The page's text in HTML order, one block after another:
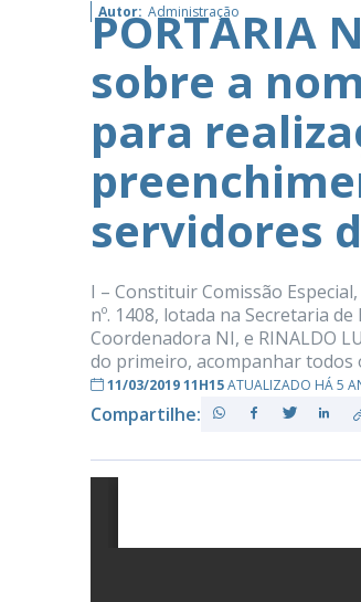
Autor: Administração
PORTARIA
sobre a
para
servidores
I – Constituir Comissão
nº. 1408, lotada na Secretaria de
Coordenadora NI, e RINALDO
do primeiro, acompanhar todos
11/03/2019 11H15ATUALIZADO HÁ 5
Compartilhe: